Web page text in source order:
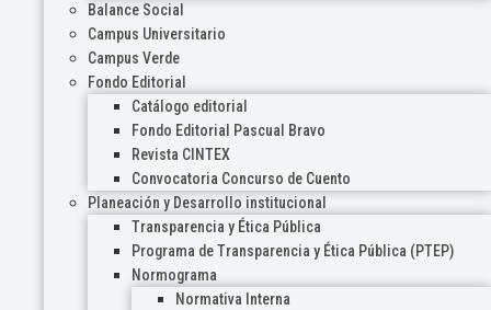
Balance Social
Campus Universitario
Campus Verde
Fondo Editorial
Catálogo editorial
Fondo Editorial Pascual Bravo
Revista CINTEX
Convocatoria Concurso de Cuento
Planeación y Desarrollo institucional
Transparencia y Ética Pública
Programa de Transparencia y Ética Pública (PTEP)
Normograma
Normativa Interna